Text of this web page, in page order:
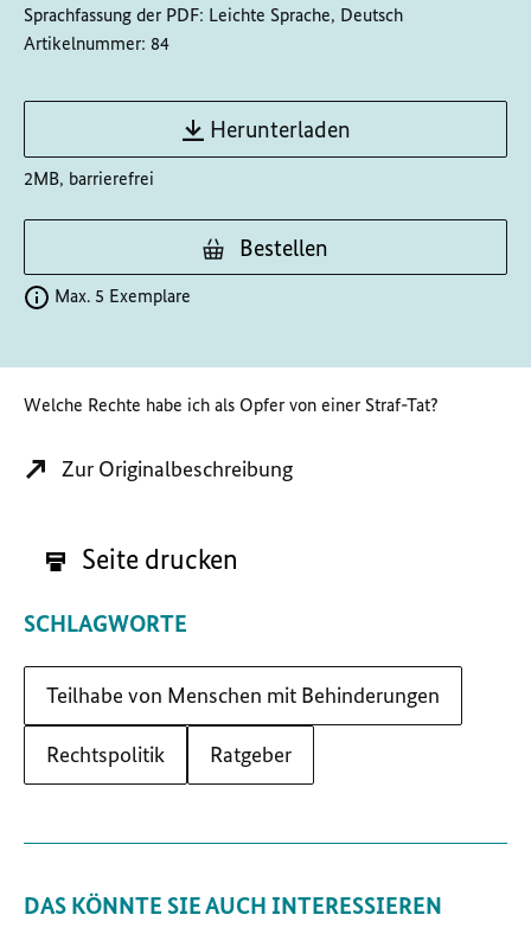
Sprachfassung der PDF: Leichte Sprache, Deutsch
Artikelnummer: 84
Herunterladen
2MB, barrierefrei
Bestellen
Max. 5 Exemplare
Welche Rechte habe ich als Opfer von einer Straf-Tat?
Zur Originalbeschreibung
Seite drucken
SCHLAGWORTE
Teilhabe von Menschen mit Behinderungen
Rechtspolitik Ratgeber
DAS KÖNNTE SIE AUCH INTERESSIEREN